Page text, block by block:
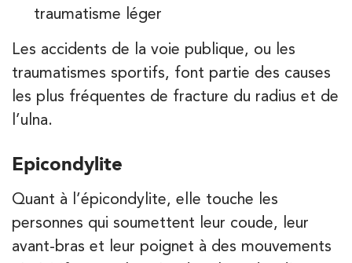
traumatisme léger
Les accidents de la voie publique, ou les
traumatismes sportifs, font partie des causes
les plus fréquentes de fracture du radius et de
l’ulna.
Epicondylite
Quant à l’épicondylite, elle touche les
personnes qui soumettent leur coude, leur
avant-bras et leur poignet à des mouvements
IK Paris 7 Saint Germain
199 Bd Saint-Germain 75007 Paris
PRENEZ RDV SUR
Kinésithérapie
Kinésithérapie